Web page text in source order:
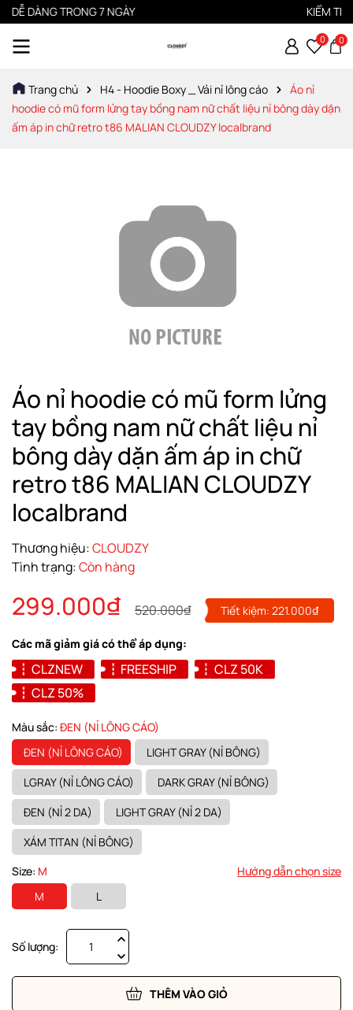
DÀNG TRONG 7 NGÀY KIỂM TRA
0 0
Trang chủ H4 - Hoodie Boxy _ Vải nỉ lông cáo
Áo nỉ
hoodie có mũ form lửng tay bồng nam nữ chất liệu nỉ bông dày dặn
ấm áp in chữ retro t86 MALIAN CLOUDZY localbrand
Áo nỉ hoodie có mũ form lửng
tay bồng nam nữ chất liệu nỉ
bông dày dặn ấm áp in chữ
retro t86 MALIAN CLOUDZY
localbrand
Thương hiệu:CLOUDZY
Tình trạng:Còn hàng
299.000₫ 520.000₫ Tiết kiệm: 221.000₫
Các mã giảm giá có thể áp dụng:
CLZNEW FREESHIP
CLZ 50K
CLZ 50%
Màu sắc: ĐEN (NỈ LÔNG CÁO)
ĐEN (NỈ LÔNG CÁO)
LIGHT GRAY (NỈ BÔNG)
LGRAY (NỈ LÔNG CÁO)
DARK GRAY (NỈ BÔNG)
ĐEN (NỈ 2 DA)
LIGHT GRAY (NỈ 2 DA)
XÁM TITAN (NỈ BÔNG)
Size: M
Hướng dẫn chọn size
M
L
Số lượng:
THÊM VÀO GIỎ